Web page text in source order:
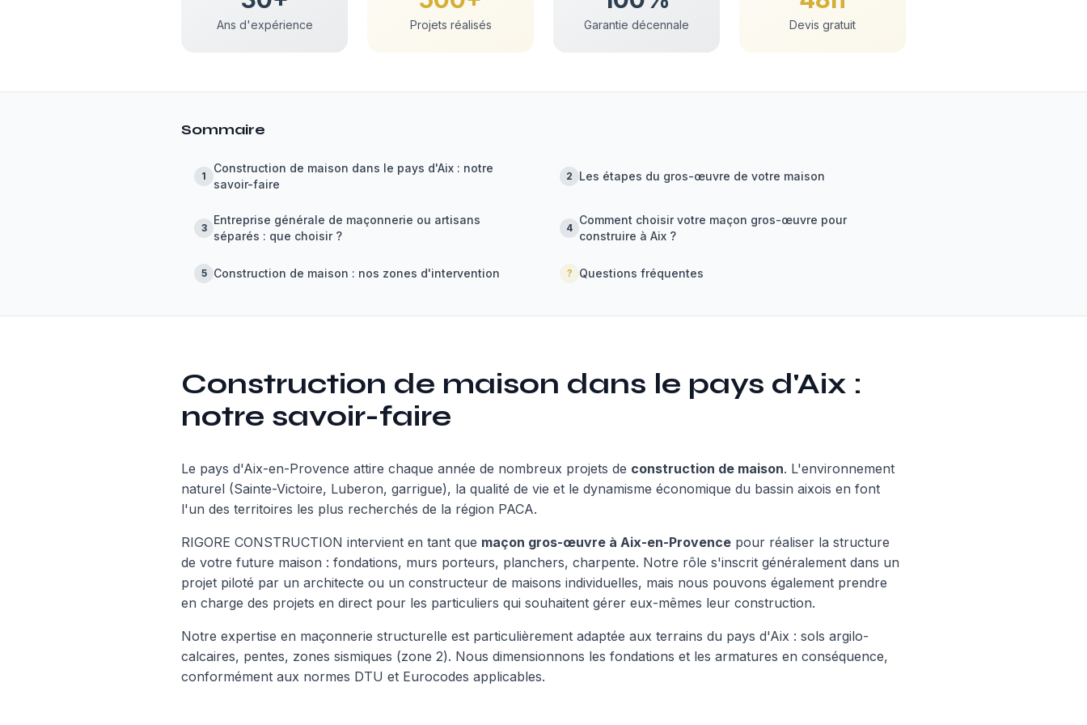
Ans d'expérience Projets réalisés Garantie décennale Devis gratuit
Sommaire
1
Construction de maison dans le pays d'Aix : notre
savoir-faire
2 Les étapes du gros-œuvre de votre maison
3
Entreprise générale de maçonnerie ou artisans
séparés : que choisir ?
4
Comment choisir votre maçon gros-œuvre pour
construire à Aix ?
5 Construction de maison : nos zones d'intervention ? Questions fréquentes
Construction de maison dans le pays d'Aix :
notre savoir-faire
Le pays d'Aix-en-Provence attire chaque année de nombreux projets de construction de maison. L'environnement
naturel (Sainte-Victoire, Luberon, garrigue), la qualité de vie et le dynamisme économique du bassin aixois en font
l'un des territoires les plus recherchés de la région PACA.
RIGORE CONSTRUCTION intervient en tant que maçon gros-œuvre à Aix-en-Provence pour réaliser la structure
de votre future maison : fondations, murs porteurs, planchers, charpente. Notre rôle s'inscrit généralement dans un
projet piloté par un architecte ou un constructeur de maisons individuelles, mais nous pouvons également prendre
en charge des projets en direct pour les particuliers qui souhaitent gérer eux-mêmes leur construction.
Notre expertise en maçonnerie structurelle est particulièrement adaptée aux terrains du pays d'Aix : sols argilo-
calcaires, pentes, zones sismiques (zone 2). Nous dimensionnons les fondations et les armatures en conséquence,
conformément aux normes DTU et Eurocodes applicables.